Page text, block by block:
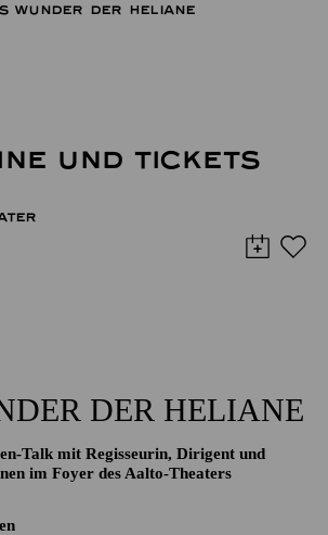
WUNDER DER HELIANE
UND TICKETS
DER HELIANE
Talk mit Regisseurin, Dirigent und
im Foyer des Aalto-Theaters